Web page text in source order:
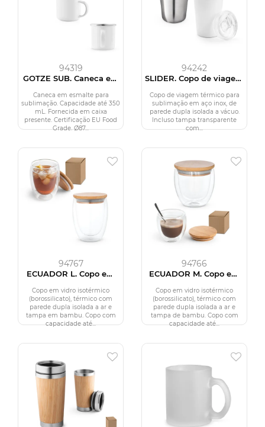
94319
GOTZE SUB. Caneca em
sublimação (350 mL)
Caneca em esmalte para
sublimação. Capacidade até 350
mL. Fornecida em caixa
presente. Certificação EU Food
Grade. Ø87...
94242
SLIDER. Copo de viagem
sublimação em aço
inox, de parede dupla
isolada a vácuo (380
mL)
Copo de viagem térmico para
sublimação em aço inox, de
parede dupla isolada a vácuo.
Incluso tampa transparente
com...
94767
ECUADOR L. Copo em
(borossilicato), térmico
com parede dupla
isolada a ar (350 mL)
Copo em vidro isotérmico
(borossilicato), térmico com
parede dupla isolada a ar e
tampa em bambu. Copo com
capacidade até...
94766
ECUADOR M. Copo em
(borossilicato), térmico
com parede dupla
isolada a ar (250 mL)
Copo em vidro isotérmico
(borossilicato), térmico com
parede dupla isolada a ar e
tampa de bambu. Copo com
capacidade até...